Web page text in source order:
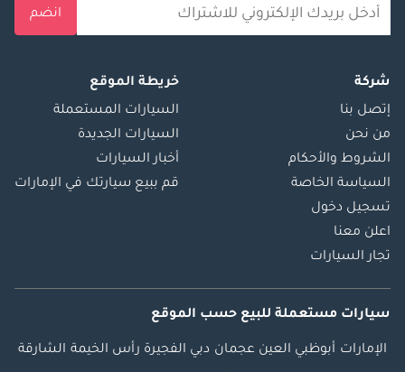
انضم
شركة
إتصل بنا
من نحن
الشروط والأحكام
السياسة الخاصة
تسجيل دخول
اعلن معنا
تجار السيارات
خريطة الموقع
السيارات المستعملة
السيارات الجديدة
أخبار السيارات
قم ببيع سيارتك في الإمارات
سيارات مستعملة للبيع حسب الموقع
الإمارات أبوظبي العين عجمان دبي الفجيرة رأس الخيمة الشارقة